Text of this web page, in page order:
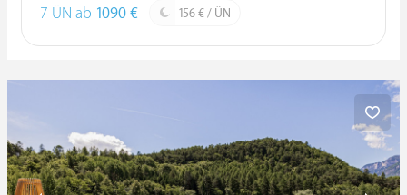
7 ÜN ab 1090 € 156 € / ÜN